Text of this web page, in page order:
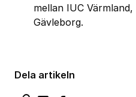
mellan IUC Värmland,
Gävleborg.
Dela artikeln